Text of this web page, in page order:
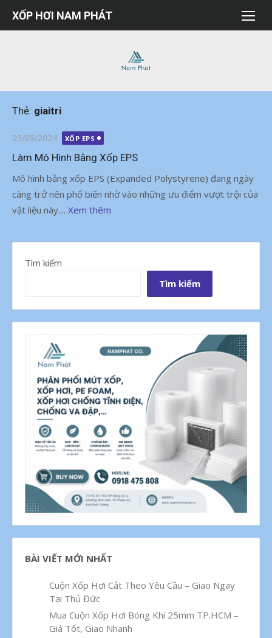
Chuyển
XỐP HƠI NAM PHÁT
Thẻ: giaitri
Đăng
vào
05/09/2024 XỐP EPS
Làm Mô Hình Bằng Xốp EPS
Mô hình bằng xốp EPS (Expanded Polystyrene) đang ngày
càng trở nên phổ biến nhờ vào những ưu điểm vượt trội của
vật liệu này.... Xem thêm
Tìm kiếm
Tìm kiếm
BÀI VIẾT MỚI NHẤT
Cuộn Xốp Hơi Cắt Theo Yêu Cầu – Giao Ngay
Tại Thủ Đức
Mua Cuộn Xốp Hơi Bóng Khí 25mm TP.HCM –
Giá Tốt, Giao Nhanh